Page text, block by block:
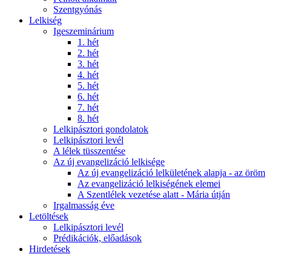
Szentgyónás
Lelkiség
Igeszeminárium
1. hét
2. hét
3. hét
4. hét
5. hét
6. hét
7. hét
8. hét
Lelkipásztori gondolatok
Lelkipásztori levél
A lélek tüsszentése
Az új evangelizáció lelkisége
Az új evangelizáció lelkületének alapja - az öröm
Az evangelizáció lelkiségének elemei
A Szentlélek vezetése alatt - Mária útján
Irgalmasság éve
Letöltések
Lelkipásztori levél
Prédikációk, előadások
Hirdetések